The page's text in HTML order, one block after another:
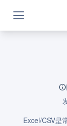
Excel/CSV是